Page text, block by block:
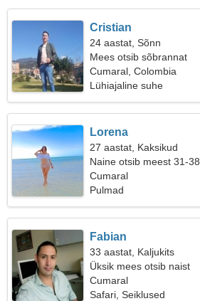
Cristian
24 aastat, Sõnn
Mees otsib sõbrannat
Cumaral, Colombia
Lühiajaline suhe
Lorena
27 aastat, Kaksikud
Naine otsib meest 31-38
Cumaral
Pulmad
Fabian
33 aastat, Kaljukits
Üksik mees otsib naist
Cumaral
Safari, Seiklused